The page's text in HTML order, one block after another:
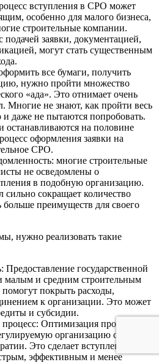
вступления в СРО может
особенно для малого бизнеса,
строительные компании.
подачей заявки, документацией,
могут стать существенным
все бумаги, получить
нужно пройти множество
«ада». Это отнимает очень
Многие не знают, как пройти весь
и даже не пытаются попробовать.
останавливаются на половине
оформления заявки на
СРО.
многие строительные
не осведомлены о
в подобную организацию.
сильно сокращает количество
преимуществ для своего
нужно реализовать такие
государственной
и средним строительным
покрыть расходы,
к организации. Это может
и субсидии.
Оптимизация процесса
организацию с
Это сделает вступление в
эффективным и менее